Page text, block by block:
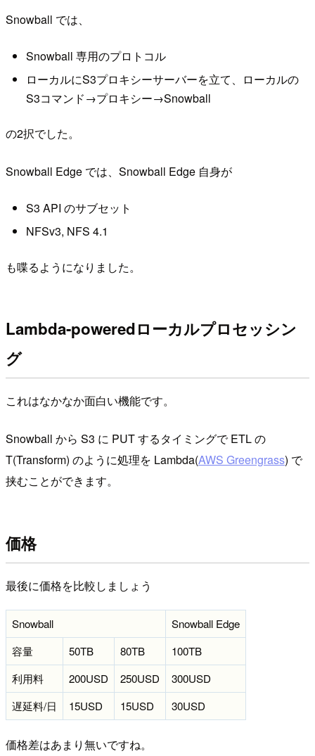
Snowball では、
Snowball 専用のプロトコル
ローカルにS3プロキシーサーバーを立て、ローカルの
S3コマンド→プロキシー→Snowball
の2択でした。
Snowball Edge では、Snowball Edge 自身が
S3 API のサブセット
NFSv3, NFS 4.1
も喋るようになりました。
Lambda-poweredローカルプロセッシン
グ
これはなかなか面白い機能です。
Snowball から S3 に PUT するタイミングで ETL の
T(Transform) のように処理を Lambda(AWS Greengrass) で
挟むことができます。
価格
最後に価格を比較しましょう
Snowball
Snowball Edge
容量
50TB 80TB
100TB
利用料
200USD 250USD
300USD
遅延料/日
15USD 15USD 30USD
価格差はあまり無いですね。